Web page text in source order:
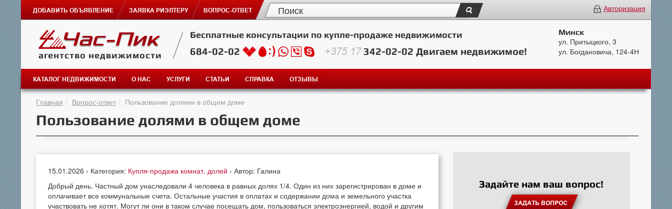
ДОБАВИТЬ ОБЪЯВЛЕНИЕ ЗАЯВКА РИЭЛТЕРУ ВОПРОС-ОТВЕТ Авторизация
агентство недвижимости
Бесплатные консультации по купле-продаже недвижимости
684-02-02 +375 17342-02-02 Двигаем недвижимое!
Минск
ул. Притыцкого, 3
ул. Богдановича, 124-4Н
КАТАЛОГ НЕДВИЖИМОСТИ О НАС УСЛУГИ СТАТЬИ СПРАВКА ОТЗЫВЫ
Главная Вопрос-ответ Пользование долями в общем доме
Пользование долями в общем доме
15.01.2026 › Категория: Купля-продажа комнат, долей › Автор: Галина
Добрый день. Частный дом унаследовали 4 человека в равных долях 1/4. Один из них зарегистрирован в доме и
оплачивает все коммунальные счета. Остальные участия в оплатах и содержании дома и земельного участка
участвовать не хотят. Могут ли они в таком случае посещать дом, пользоваться электроэнергией, водой и другим
Задайте нам ваш вопрос!
ЗАДАТЬ ВОПРОС